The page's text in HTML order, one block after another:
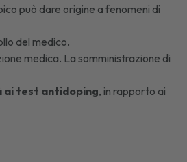
può dare origine a fenomeni di
del medico.
medica. La somministrazione di
ai test antidoping, in rapporto ai